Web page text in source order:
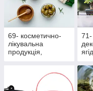
69- косметично-
лікувальна
продукція,
71-